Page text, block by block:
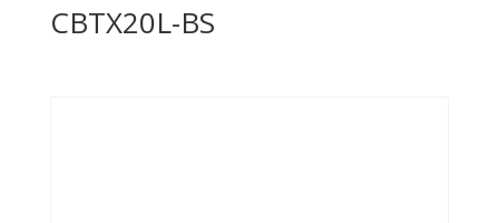
CBTX20L-BS